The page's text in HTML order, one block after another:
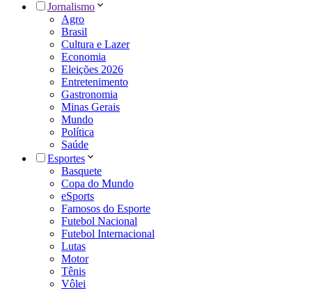
Jornalismo
Agro
Brasil
Cultura e Lazer
Economia
Eleições 2026
Entretenimento
Gastronomia
Minas Gerais
Mundo
Política
Saúde
Esportes
Basquete
Copa do Mundo
eSports
Famosos do Esporte
Futebol Nacional
Futebol Internacional
Lutas
Motor
Tênis
Vôlei